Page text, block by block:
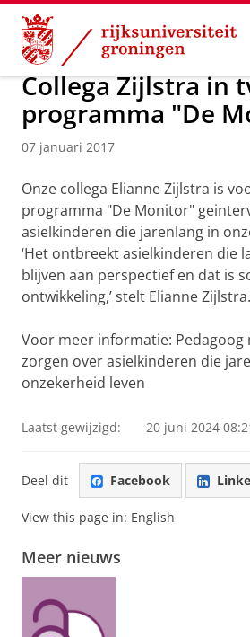
Skip
Content
Skip
Navigation
Onderzoeks- en
Collega Zijlstra in
programma "De
07 januari 2017
Onze collega Elianne Zijlstra is
programma "De Monitor"
asielkinderen die jarenlang in
‘Het ontbreekt asielkinderen die
blijven aan perspectief en dat is
ontwikkeling,’ stelt Elianne Zijlstra.
Voor meer informatie: Pedagoog
zorgen over asielkinderen die
onzekerheid leven
Laatst gewijzigd: 20 juni 2024
Deel dit Facebook
View this page in: English
Meer nieuws